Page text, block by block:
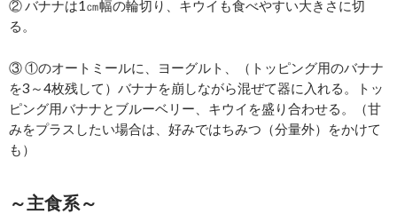
② バナナは1㎝幅の輪切り、キウイも食べやすい大きさに切
る。
③ ①のオートミールに、ヨーグルト、（トッピング用のバナナ
を3～4枚残して）バナナを崩しながら混ぜて器に入れる。トッ
ピング用バナナとブルーベリー、キウイを盛り合わせる。（甘
みをプラスしたい場合は、好みではちみつ（分量外）をかけて
も）
～主食系～